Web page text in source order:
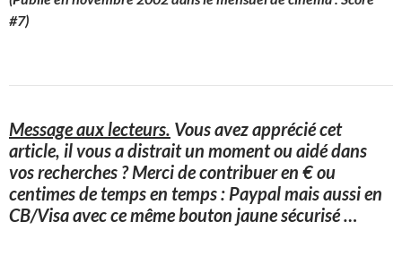
#7)
Message aux lecteurs. Vous avez apprécié cet
article, il vous a distrait un moment ou aidé dans
vos recherches ? Merci de contribuer en € ou
centimes de temps en temps : Paypal mais aussi en
CB/Visa avec ce même bouton jaune sécurisé…